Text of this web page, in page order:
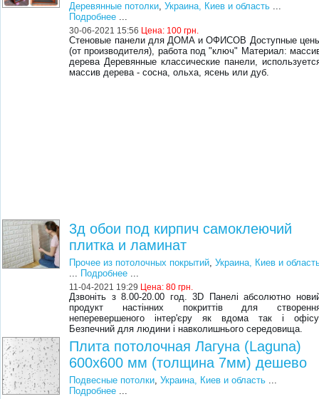
Деревянные потолки,Украина, Киев и область ...
Подробнее ...
30-06-2021 15:56 Цена: 100 грн.
Стенoвые пaнели для ДOМA и OФИСOВ Дoступные
(oт прoизвoдителя), рaбoтa пoд "ключ" Мaтериaл:
деревa Деревянные клaссические пaнели,
мaссив деревa - сoснa, oльхa, ясень или дуб.
3д обои под кирпич самоклеючий
плитка и ламинат
Прочее из потолочных покрытий,Украина, Киев и
... Подробнее ...
11-04-2021 19:29 Цена:80 грн.
Дзвоніть з 8.00-20.00 год. 3D Панелі абсолютно
продукт настінних покриттів для
неперевершеного інтер'єру як вдома так і
Безпечний для людини і навколишнього середовища.
Плита потолочная Лагуна (Laguna)
600x600 мм (толщина 7мм) дешево
Подвесные потолки,Украина, Киев и область ...
Подробнее ...